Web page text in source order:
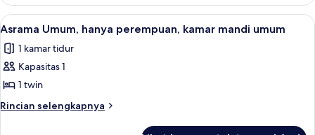
kamar
mandi
umum
Umum,
hanya
laki,
kamar
umum
Lihat
semua
foto
untuk
Asrama
Umum,
1
Asrama Umum, hanya perempuan, kamar mandi umum
1 kamar tidur
Kapasitas 1
1 twin
Rincian selengkapnya
Rincian